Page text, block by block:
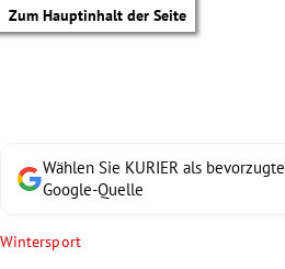
Zum Hauptinhalt der Seite
Wählen Sie KURIER als bevorzugte
Google-Quelle
Wintersport